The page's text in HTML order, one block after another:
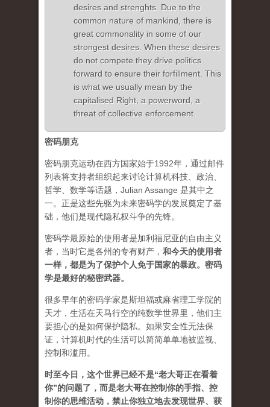
desires and strenghts. Due to the
common nature of mankind, there is
great commonality in some of our
strongest desires. When these desires
do not compete they drive politics
forward to ensure their forfillment. This
is what we usually mean by the
capitalised Right, a powerword, a
threat of collective enforcement.
密码朋克
密码朋克运动在西方国家始于1992年，通过邮件
列表将支持者组织起来讨论计算机科技、政治、
哲学、数学等话题，Julian Assange 是其中之
一。正是这些先驱为未来密码学的发展奠定了基
础，他们是现代隐私权斗争的先锋。
密码学最原始的使用者是加利福尼亚的自由主义
者，当时它是各州的专有财产， 和今天的使用者
一样，都是为了保护个人免于国家的暴政。密码
学是最好的秘密武器。
很多早年的密码学家是斯坦福或麻省理工学院的
天才，生活在天马行空的纯数学世界里，他们主
要担心的是如何保护隐私。如果安全性无法保
证，计算机时代的生活可以简简单单地被监视、
控制和滥用。
时至今日，这个世界已经不是“老大哥正在看着
你”的问题了，而是老大哥在控制你的手指、控
制你的思维活动，禁止你独立地去发现世界、获